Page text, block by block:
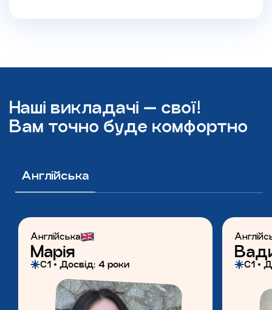
Наші викладачі — свої!
Вам точно буде комфортно
Англійська
Англійська
Марія
C1 Досвiд: 4 роки С1